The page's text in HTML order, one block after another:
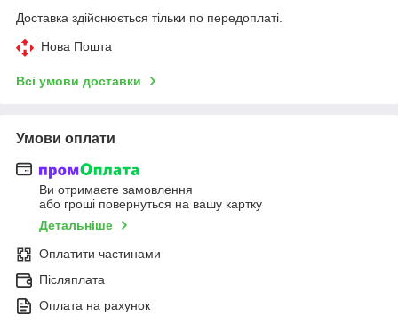
Доставка здійснюється тільки по передоплаті.
Нова Пошта
Всі умови доставки
Умови оплати
Ви отримаєте замовлення
або гроші повернуться на вашу картку
Детальніше
Оплатити частинами
Післяплата
Оплата на рахунок